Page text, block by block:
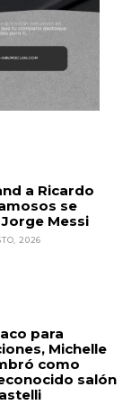
a Ricardo
se
Messi
2026
para
Michelle
como
salón